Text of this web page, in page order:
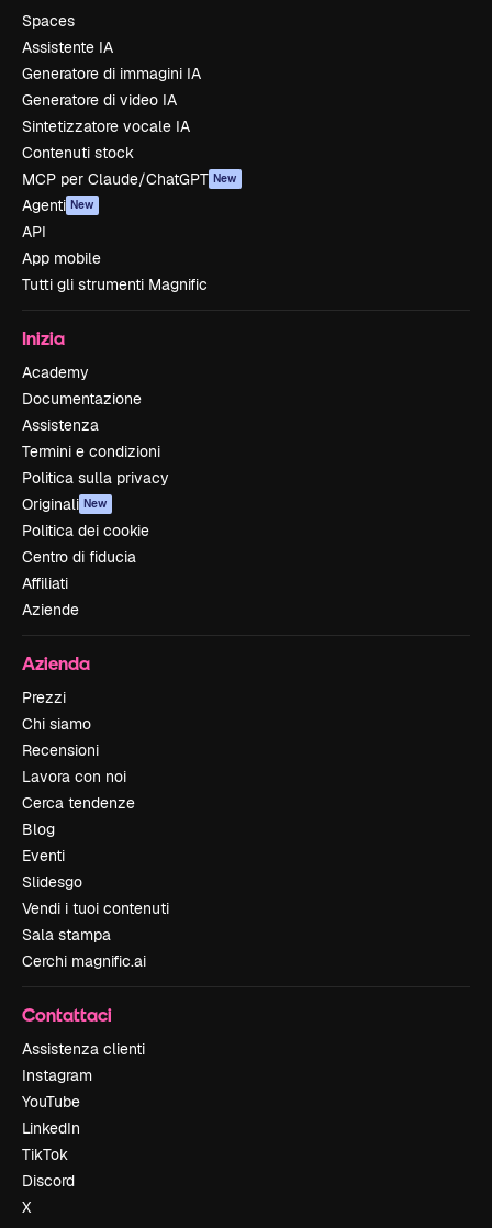
Spaces
Assistente IA
Generatore di immagini IA
Generatore di video IA
Sintetizzatore vocale IA
Contenuti stock
MCP per Claude/ChatGPT New
Agenti New
API
App mobile
Tutti gli strumenti Magnific
Inizia
Academy
Documentazione
Assistenza
Termini e condizioni
Politica sulla privacy
Originali New
Politica dei cookie
Centro di fiducia
Affiliati
Aziende
Azienda
Prezzi
Chi siamo
Recensioni
Lavora con noi
Cerca tendenze
Blog
Eventi
Slidesgo
Vendi i tuoi contenuti
Sala stampa
Cerchi magnific.ai
Contattaci
Assistenza clienti
Instagram
YouTube
LinkedIn
TikTok
Discord
X